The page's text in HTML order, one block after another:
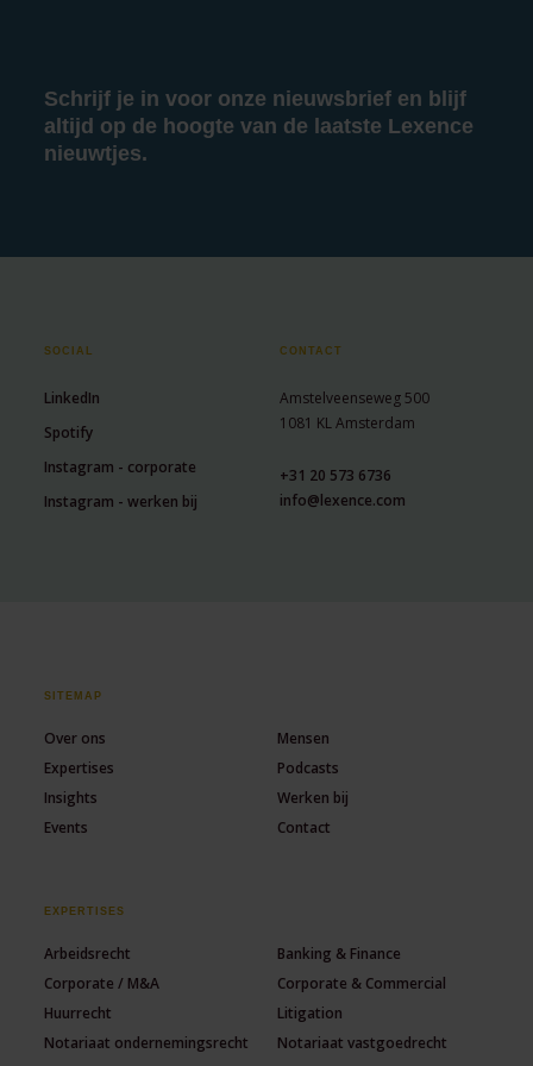
Schrijf je in voor onze nieuwsbrief en blijf
altijd op de hoogte van de laatste Lexence
nieuwtjes.
SOCIAL
LinkedIn
Spotify
Instagram - corporate
Instagram - werken bij
CONTACT
Amstelveenseweg 500
1081 KL Amsterdam
+31 20 573 6736
info@lexence.com
SITEMAP
Over ons
Mensen
Expertises
Podcasts
Insights
Werken bij
Events
Contact
EXPERTISES
Arbeidsrecht
Banking & Finance
Corporate / M&A
Corporate & Commercial
Huurrecht
Litigation
Notariaat ondernemingsrecht
Notariaat vastgoedrecht